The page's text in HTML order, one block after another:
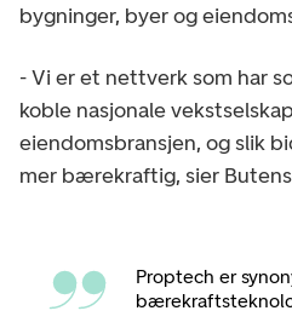
bygninger, byer og
- Vi er et nettverk som har
koble nasjonale
eiendomsbransjen, og slik
mer bærekraftig, sier
Proptech er